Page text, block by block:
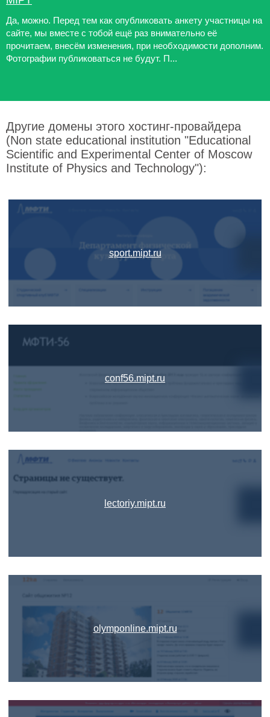
Да, можно. Перед тем как опубликовать анкету участницы на
сайте, мы вместе с тобой ещё раз внимательно её
прочитаем, внесём изменения, при необходимости дополним.
Фотографии публиковаться не будут. П...
Другие домены этого хостинг-провайдера
(Non state educational institution "Educational
Scientific and Experimental Center of Moscow
Institute of Physics and Technology"):
sport.mipt.ru
conf56.mipt.ru
lectoriy.mipt.ru
olymponline.mipt.ru